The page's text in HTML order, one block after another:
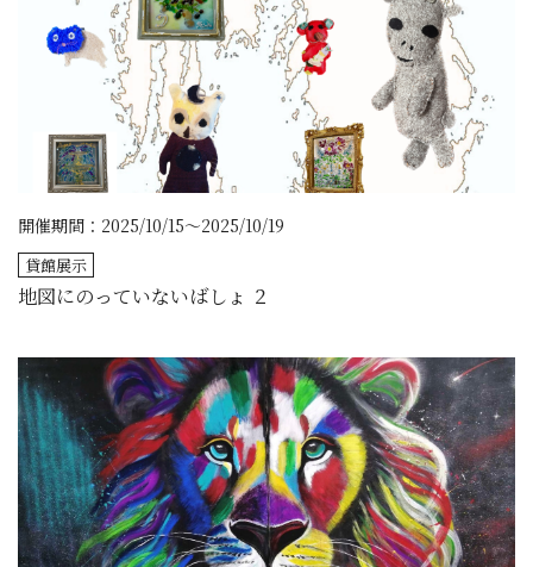
地図にのっていないばしょ ２
開催期間：2025/10/15～2025/10/19
貸館展示